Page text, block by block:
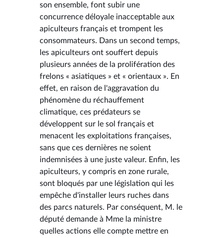
son ensemble, font subir une
concurrence déloyale inacceptable aux
apiculteurs français et trompent les
consommateurs. Dans un second temps,
les apiculteurs ont souffert depuis
plusieurs années de la prolifération des
frelons « asiatiques » et « orientaux ». En
effet, en raison de l'aggravation du
phénomène du réchauffement
climatique, ces prédateurs se
développent sur le sol français et
menacent les exploitations françaises,
sans que ces dernières ne soient
indemnisées à une juste valeur. Enfin, les
apiculteurs, y compris en zone rurale,
sont bloqués par une législation qui les
empêche d'installer leurs ruches dans
des parcs naturels. Par conséquent, M. le
député demande à Mme la ministre
quelles actions elle compte mettre en